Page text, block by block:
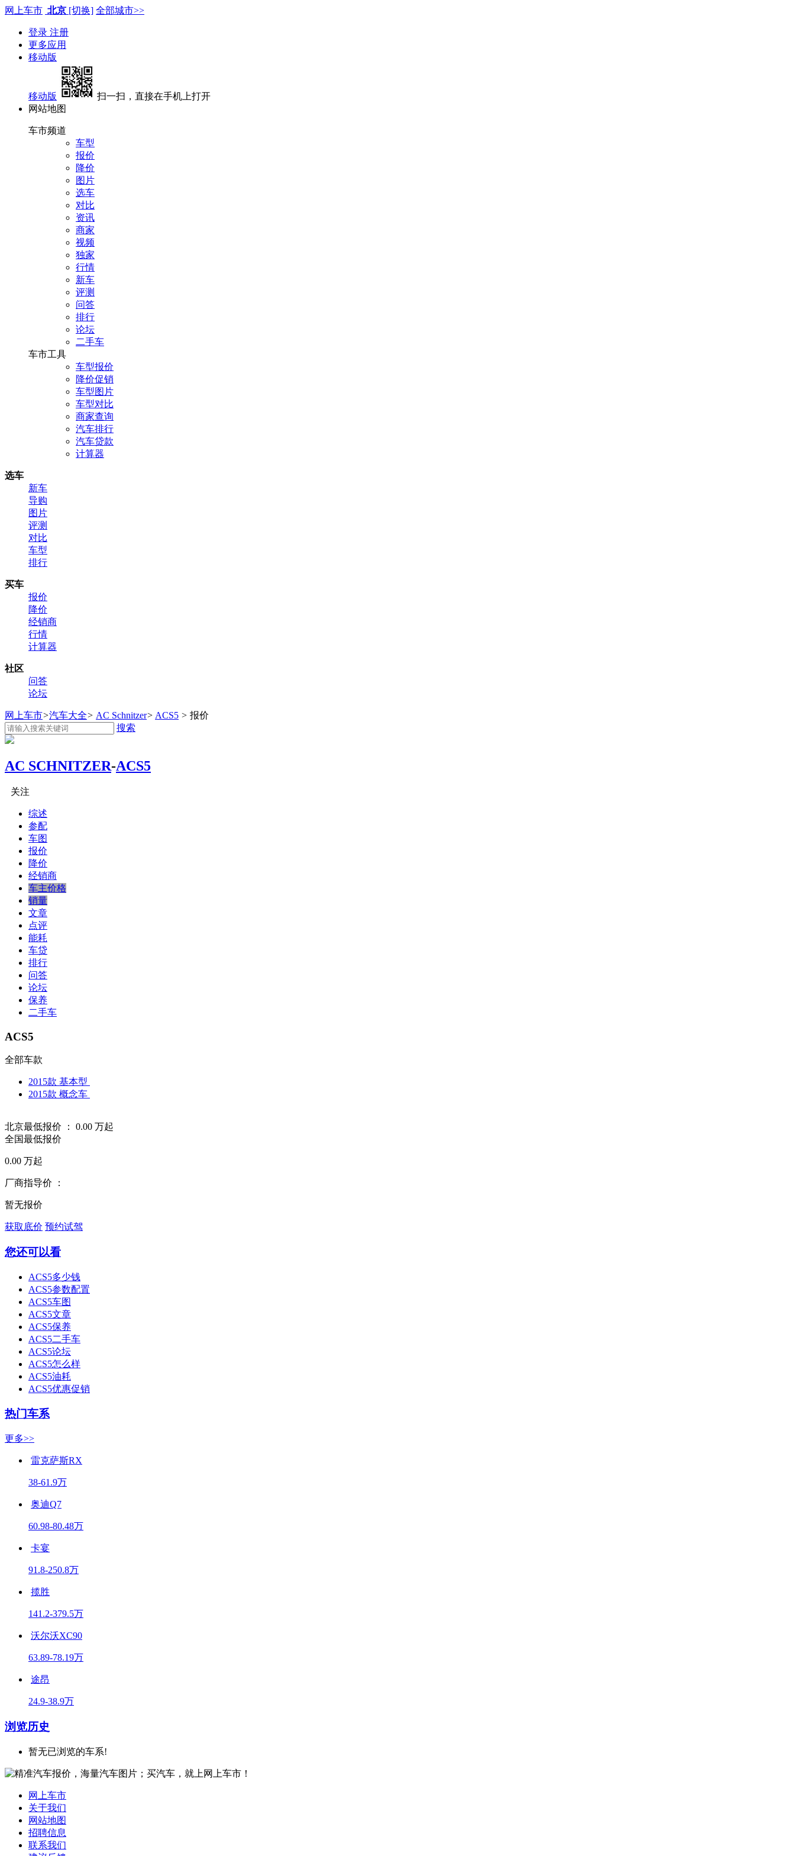
网上车市 北京 [切换] 全部城市>>
登录 注册
更多应用
移动版
移动版
扫一扫，直接在手机上打开
网站地图
车市频道
车型
报价
降价
图片
选车
对比
资讯
商家
视频
独家
行情
新车
评测
问答
排行
论坛
二手车
车市工具
车型报价
降价促销
车型图片
车型对比
商家查询
汽车排行
汽车贷款
计算器
选车
新车
导购
图片
评测
对比
车型
排行
买车
报价
降价
经销商
行情
计算器
社区
问答
论坛
网上车市>汽车大全> AC Schnitzer> ACS5 > 报价
搜索
AC SCHNITZER-ACS5
关注
综述
参配
车图
报价
降价
经销商
车主价格
销量
文章
点评
能耗
车贷
排行
问答
论坛
保养
二手车
ACS5
全部车款
2015款 基本型
2015款 概念车
北京最低报价 ： 0.00 万起
全国最低报价
0.00 万起
厂商指导价 ：
暂无报价
获取底价 预约试驾
您还可以看
ACS5多少钱
ACS5参数配置
ACS5车图
ACS5文章
ACS5保养
ACS5二手车
ACS5论坛
ACS5怎么样
ACS5油耗
ACS5优惠促销
热门车系
更多>>
雷克萨斯RX
38-61.9万
奥迪Q7
60.98-80.48万
卡宴
91.8-250.8万
揽胜
141.2-379.5万
沃尔沃XC90
63.89-78.19万
途昂
24.9-38.9万
浏览历史
暂无已浏览的车系!
网上车市
关于我们
网站地图
招聘信息
联系我们